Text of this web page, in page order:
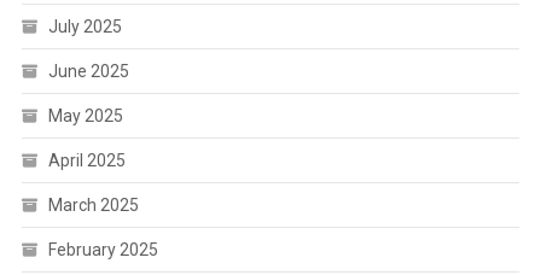
July 2025
June 2025
May 2025
April 2025
March 2025
February 2025